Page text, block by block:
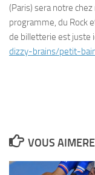
(Paris) sera notre
programme, du Rock
de billetterie est juste
dizzy-brains/petit-
VOUS